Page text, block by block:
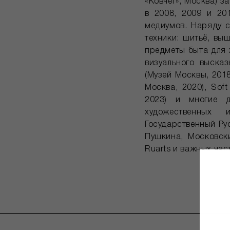
«Ковчег», Москва)
в 2008, 2009 и
медиумов. Наряду
техники: шитьё,
предметы быта для
визуального
(Музей Москвы,
Москва, 2020), Soft
2023) и многие
художественных
Государственный
Пушкина,
Ruarts и важных